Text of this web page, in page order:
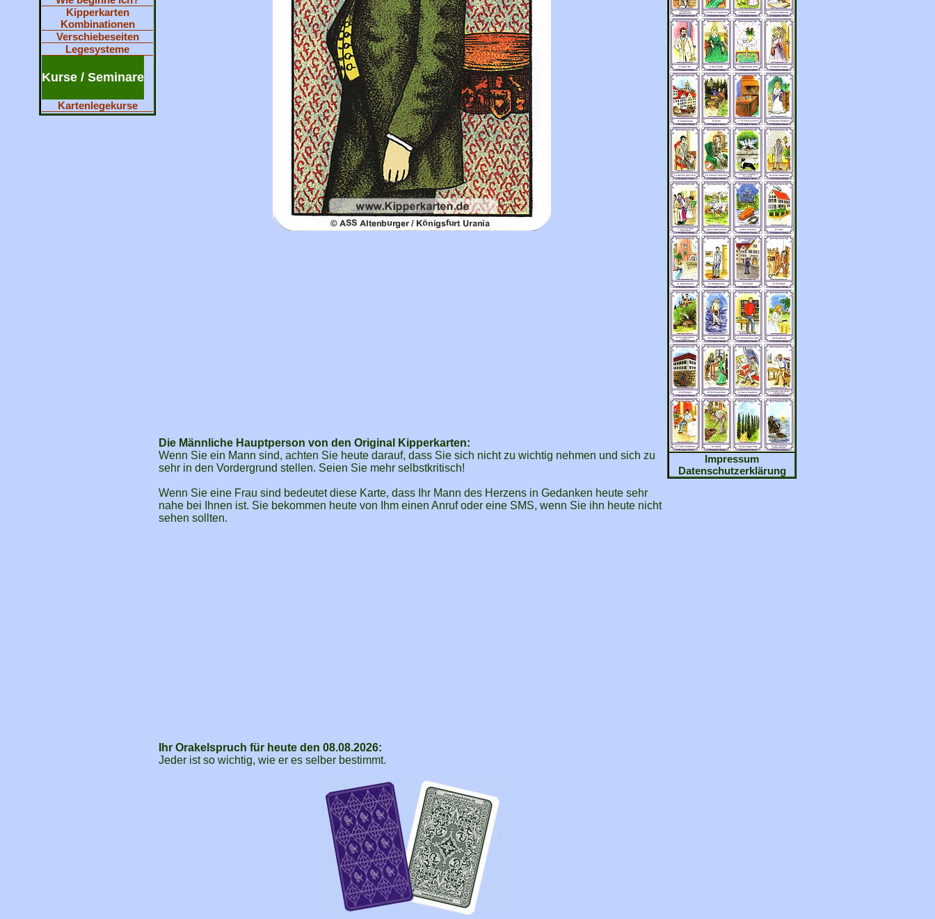
Kipperkarten
Kombinationen
Verschiebeseiten
Legesysteme
Kurse / Seminare
Kartenlegekurse
Die Männliche Hauptperson von den Original Kipperkarten:
Wenn Sie ein Mann sind, achten Sie heute darauf, dass Sie sich nicht zu wichtig nehmen und sich zu
sehr in den Vordergrund stellen. Seien Sie mehr selbstkritisch!
Wenn Sie eine Frau sind bedeutet diese Karte, dass Ihr Mann des Herzens in Gedanken heute sehr
nahe bei Ihnen ist. Sie bekommen heute von Ihm einen Anruf oder eine SMS, wenn Sie ihn heute nicht
sehen sollten.
Ihr Orakelspruch für heute den 08.08.2026:
Jeder ist so wichtig, wie er es selber bestimmt.
Impressum
Datenschutzerklärung